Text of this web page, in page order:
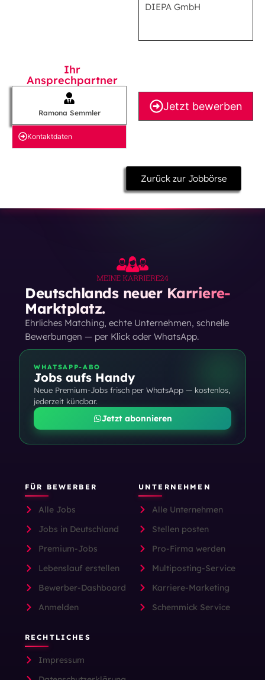
DIEPA GmbH
Ihr
Ansprechpartner
Ramona Semmler
Kontakt­daten
Jetzt bewerben
Zurück zur Jobbörse
Deutschlands neuer Karriere-
Marktplatz.
Ehrliches Matching, echte Unternehmen, schnelle
Bewerbungen — per Klick oder WhatsApp.
WHATSAPP-ABO
Jobs aufs Handy
Neue Premium-Jobs frisch per WhatsApp — kostenlos,
jederzeit kündbar.
Jetzt abonnieren
FÜR BEWERBER
Alle Jobs
Jobs in Deutschland
Premium-Jobs
Lebenslauf erstellen
Bewerber-Dashboard
Anmelden
UNTERNEHMEN
Alle Unternehmen
Stellen posten
Pro-Firma werden
Multiposting-Service
Karriere-Marketing
Schemmick Service
RECHTLICHES
Impressum